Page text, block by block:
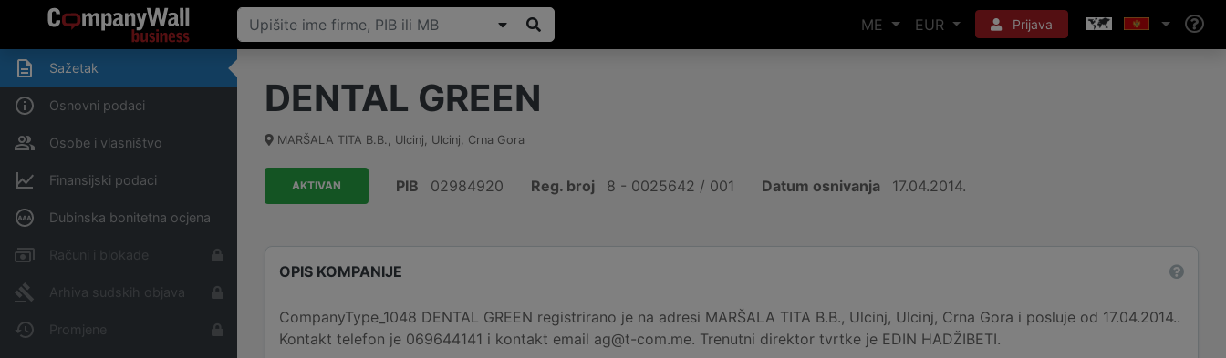
ME EUR Prijava
Sažetak
Osnovni podaci
Osobe i vlasništvo
Finansijski podaci
Dubinska bonitetna ocjena
Računi i blokade
Arhiva sudskih objava
Promjene
DENTAL GREEN
MARŠALA TITA B.B., Ulcinj, Ulcinj, Crna Gora
AKTIVAN PIB 02984920 Reg. broj 8 - 0025642 / 001 Datum osnivanja 17.04.2014.
OPIS KOMPANIJE
CompanyType_1048 DENTAL GREEN registrirano je na adresi MARŠALA TITA B.B., Ulcinj, Ulcinj, Crna Gora i posluje od 17.04.2014..
Kontakt telefon je 069644141 i kontakt email ag@t-com.me. Trenutni direktor tvrtke je EDIN HADŽIBETI.